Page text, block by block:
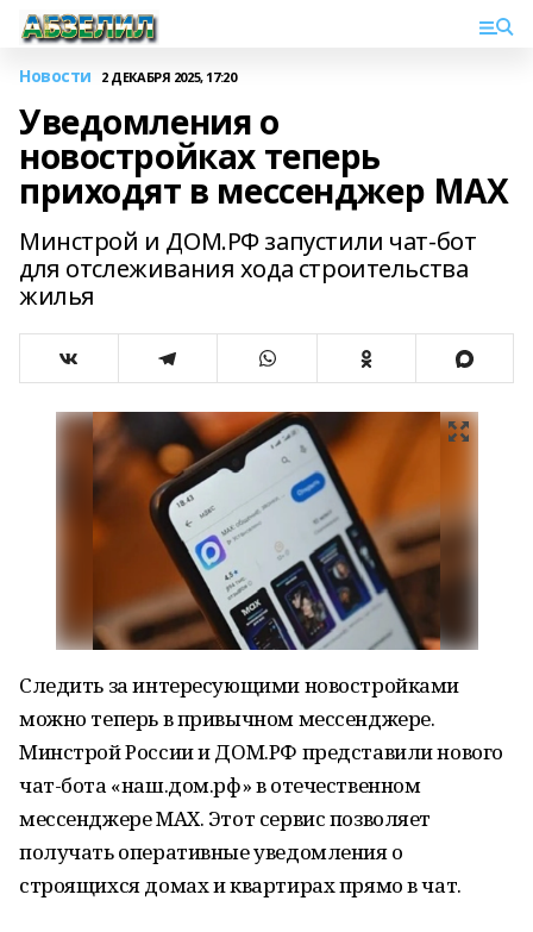
Новости 2 ДЕКАБРЯ 2025, 17:20
Уведомления о
новостройках теперь
приходят в мессенджер MAX
Минстрой и ДОМ.РФ запустили чат-бот
для отслеживания хода строительства
жилья
Следить за интересующими новостройками
можно теперь в привычном мессенджере.
Минстрой России и ДОМ.РФ представили нового
чат-бота «наш.дом.рф» в отечественном
мессенджере MAX. Этот сервис позволяет
получать оперативные уведомления о
строящихся домах и квартирах прямо в чат.